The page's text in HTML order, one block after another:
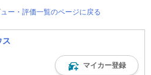
ー・評価一覧のページに戻る
ス
マイカー登録